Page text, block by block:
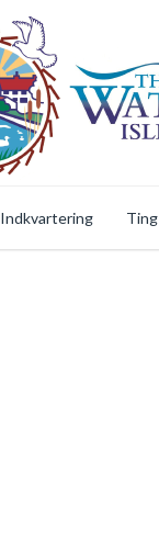
Indkvartering